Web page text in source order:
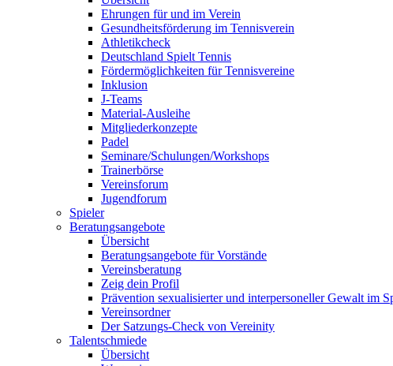
Ehrungen für und im Verein
Gesundheitsförderung im Tennisverein
Athletikcheck
Deutschland Spielt Tennis
Fördermöglichkeiten für Tennisvereine
Inklusion
J-Teams
Material-Ausleihe
Mitgliederkonzepte
Padel
Seminare/Schulungen/Workshops
Trainerbörse
Vereinsforum
Jugendforum
Spieler
Beratungsangebote
Übersicht
Beratungsangebote für Vorstände
Vereinsberatung
Zeig dein Profil
Prävention sexualisierter und interpersoneller Gewalt im
Vereinsordner
Der Satzungs-Check von Vereinity
Talentschmiede
Übersicht